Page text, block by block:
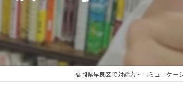
非認知能力
コーチング
体験
福岡県早良区で対話力・コミュニケー